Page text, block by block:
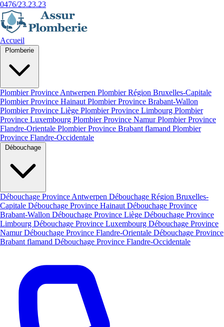
0476/23.23.23
Accueil
Plombier Province Antwerpen Plombier Région Bruxelles-Capitale
Plombier Province Hainaut Plombier Province Brabant-Wallon
Plombier Province Liège Plombier Province Limbourg Plombier
Province Luxembourg Plombier Province NamurPlombier Province
Flandre-Orientale Plombier Province Brabant flamand Plombier
Province Flandre-Occidentale
Débouchage Province Antwerpen Débouchage Région Bruxelles-
Capitale Débouchage Province Hainaut Débouchage Province
Brabant-Wallon Débouchage Province Liège Débouchage Province
Limbourg Débouchage Province Luxembourg Débouchage Province
NamurDébouchage Province Flandre-Orientale Débouchage Province
Brabant flamand Débouchage Province Flandre-Occidentale